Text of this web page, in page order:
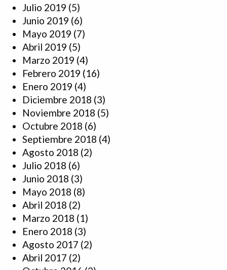
Julio 2019 (5)
Junio 2019 (6)
Mayo 2019 (7)
Abril 2019 (5)
Marzo 2019 (4)
Febrero 2019 (16)
Enero 2019 (4)
Diciembre 2018 (3)
Noviembre 2018 (5)
Octubre 2018 (6)
Septiembre 2018 (4)
Agosto 2018 (2)
Julio 2018 (6)
Junio 2018 (3)
Mayo 2018 (8)
Abril 2018 (2)
Marzo 2018 (1)
Enero 2018 (3)
Agosto 2017 (2)
Abril 2017 (2)